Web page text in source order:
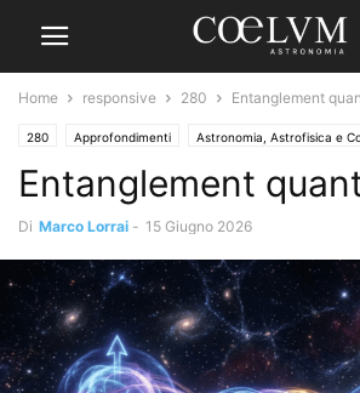
Home responsive 280 Entanglement
280 Approfondimenti Astronomia, Astrofisica e
Entanglement
Di Marco Lorrai - 15 Giugno 2026